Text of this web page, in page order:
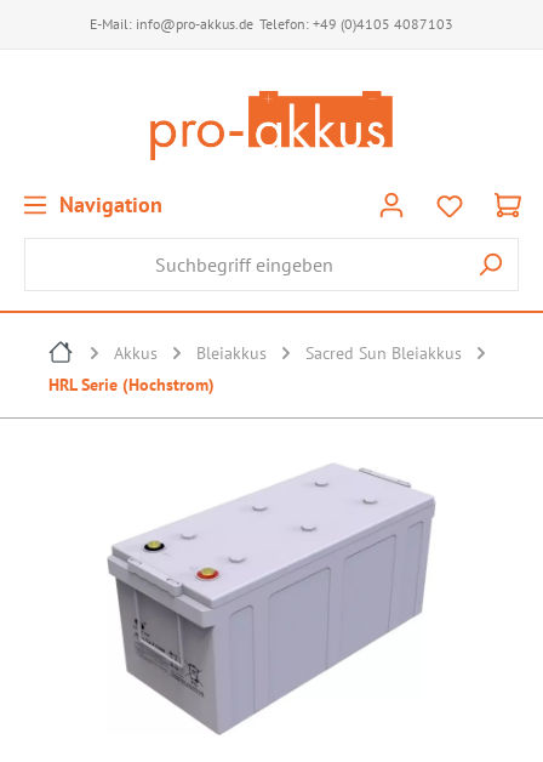
E-Mail: info@pro-akkus.de Telefon: +49 (0)4105 4087103
Navigation
Akkus Bleiakkus
Sacred Sun Bleiakkus
HRL Serie (Hochstrom)